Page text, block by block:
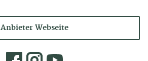
Anbieter Webseite